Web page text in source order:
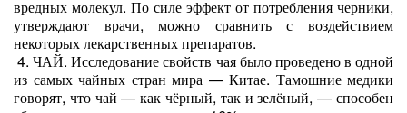
вредных молекул. По силе эффект от потребления черники,
утверждают врачи, можно сравнить с воздействием
некоторых лекарственных препаратов.
4. ЧАЙ. Исследование свойств чая было проведено в одной
из самых чайных стран мира — Китае. Тамошние медики
говорят, что чай — как чёрный, так и зелёный, — способен